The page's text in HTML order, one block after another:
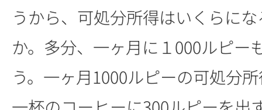
うから、可処分所得はいくらに
か。多分、一ヶ月に１000ルピー
う。一ヶ月1000ルピーの可処分